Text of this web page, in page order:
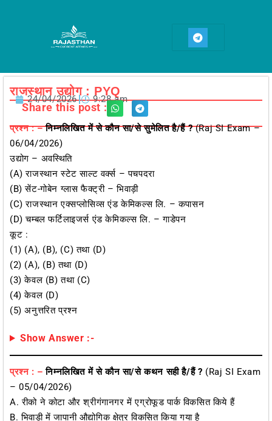
T
e
l
r
राजस्थान उद्योग : PYQ
24/04/2026 9:28 am
Share this post :
प्रश्न : –निम्नलिखित में से कौन सा/से सुमेलित है/हैं ?(Raj SI Exam –
06/04/2026)
उद्योग – अवस्थिति
(A) राजस्थान स्टेट साल्ट वर्क्स – पचपदरा
(B) सेंट-गोबेन ग्लास फैक्ट्री – भिवाड़ी
(C) राजस्थान एक्सप्लोसिव्स एंड केमिकल्स लि. – कपासन
(D) चम्बल फर्टिलाइजर्स एंड केमिकल्स लि. – गाडेपन
कूट :
(1) (A), (B), (C) तथा (D)
(2) (A), (B) तथा (D)
(3) केवल (B) तथा (C)
(4) केवल (D)
(5) अनुत्तरित प्रश्न
Show Answer :-
प्रश्न : – निम्नलिखित में से कौन सा/से कथन सही है/हैं ? (Raj SI Exam
– 05/04/2026)
A. रीको ने कोटा और श्रीगंगानगर में एग्रोफूड पार्क विकसित किये हैं
B. भिवाड़ी में जापानी औद्योगिक क्षेत्र विकसित किया गया है